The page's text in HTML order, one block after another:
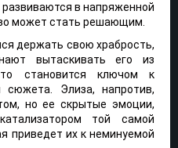
в напряженной
может стать решающим.
держать свою храбрость,
вытаскивать его из
становится ключом к
сюжета. Элиза, напротив,
но ее скрытые эмоции,
той самой
приведет их к неминуемой